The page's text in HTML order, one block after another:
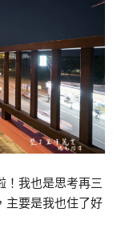
！我也是思考再三
主要是我也住了好